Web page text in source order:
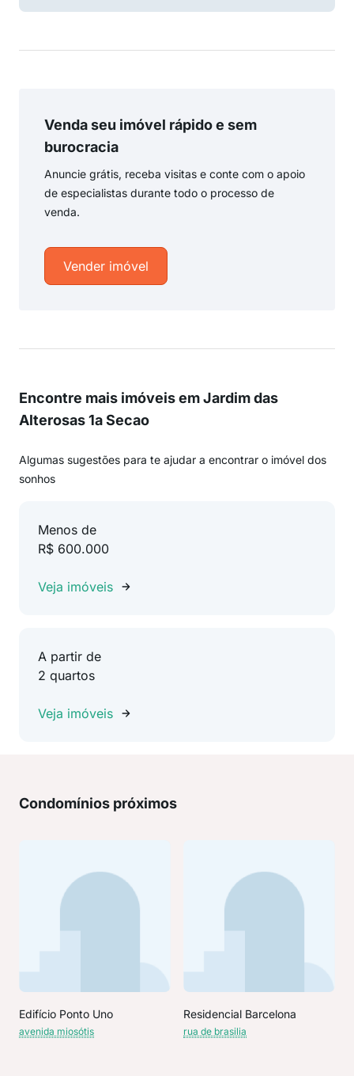
Venda seu imóvel rápido e sem
burocracia
Anuncie grátis, receba visitas e conte com o apoio
de especialistas durante todo o processo de
venda.
Vender imóvel
Encontre mais imóveis em Jardim das
Alterosas 1a Secao
Algumas sugestões para te ajudar a encontrar o imóvel dos
sonhos
Menos de
R$ 600.000
Veja imóveis
A partir de
2 quartos
Veja imóveis
Condomínios próximos
Edifício Ponto Uno
avenida miosótis
Residencial Barcelona
rua de brasilia